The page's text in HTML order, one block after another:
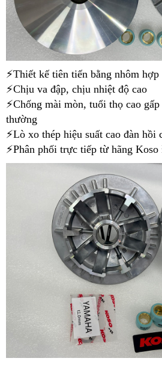
⚡️Thiết kế tiên tiến bằng nhôm
⚡️Chịu va đập, chịu nhiệt độ cao
⚡️Chống mài mòn, tuổi thọ cao
thường
⚡️Lò xo thép hiệu suất cao đàn hồi
⚡️Phân phối trực tiếp từ hãng